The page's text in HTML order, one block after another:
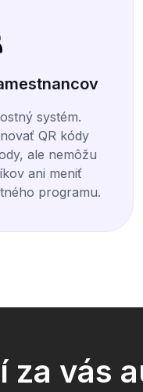
systém.
QR kódy
ale nemôžu
ani meniť
programu.
za vás